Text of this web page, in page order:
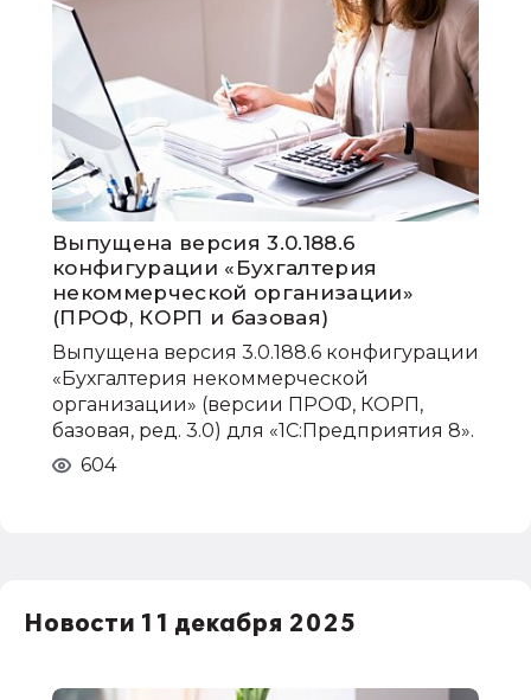
Выпущена версия 3.0.188.6
конфигурации «Бухгалтерия
некоммерческой организации»
(ПРОФ, КОРП и базовая)
Выпущена версия 3.0.188.6 конфигурации
«Бухгалтерия некоммерческой
организации» (версии ПРОФ, КОРП,
базовая, ред. 3.0) для «1С:Предприятия 8».
604
Новости 11 декабря 2025